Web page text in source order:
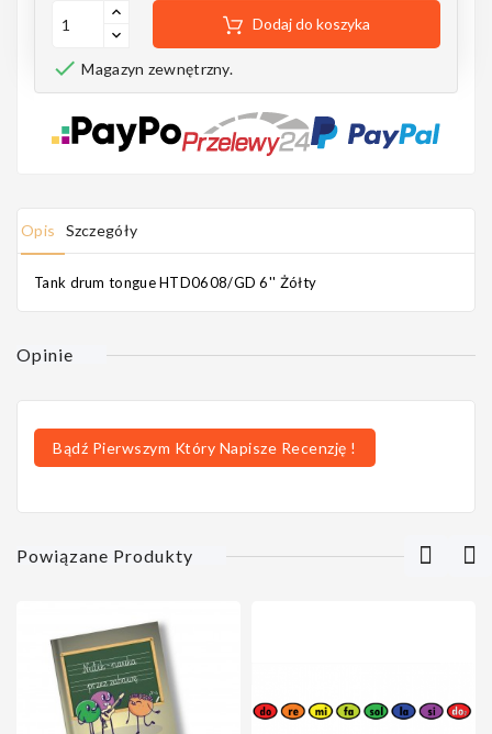
Dodaj do koszyka
 Magazyn zewnętrzny.
Opis Szczegóły
Tank drum tongue HTD0608/GD 6'' Żółty
Opinie
Bądź Pierwszym Który Napisze Recenzję !
Powiązane Produkty